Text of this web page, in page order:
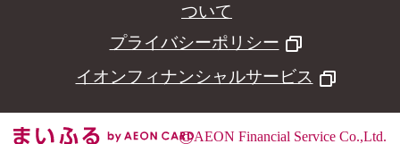
ついて
プライバシーポリシー
イオンフィナンシャルサービス
©AEON Financial Service Co.,Ltd.